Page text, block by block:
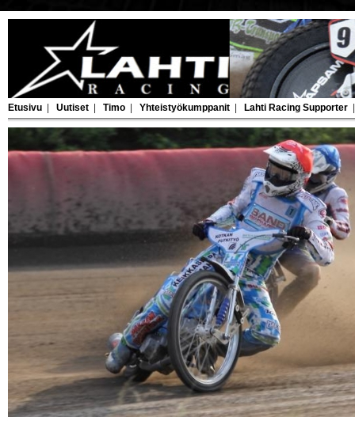
Etusivu Uutiset Timo Yhteistyökumppanit Lahti Racing Supporter